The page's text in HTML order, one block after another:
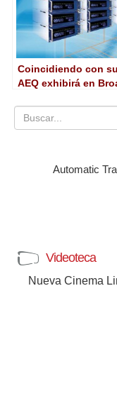
Coincidiendo con
AEQ exhibirá en
Automatic
Videoteca
Nueva Cinema